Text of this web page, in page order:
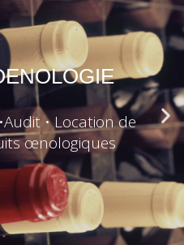
• Location de
œnologiques